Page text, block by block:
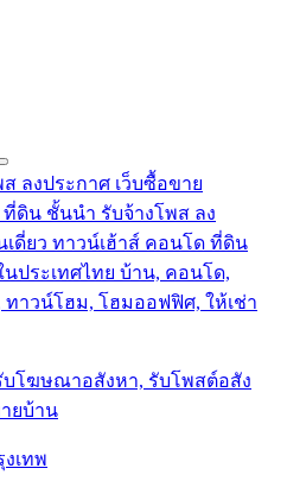
ลงประกาศ เว็บซื้อขาย
ที่ดิน ชั้นนำ รับจ้างโพส ลง
ดี่ยว ทาวน์เฮ้าส์ คอนโด ที่ดิน
ประเทศไทย บ้าน, คอนโด,
าวน์โฮม, โฮมออฟฟิศ, ให้เช่า
บโฆษณาอสังหา, รับโพสต์อสัง
ยบ้าน
เทพ